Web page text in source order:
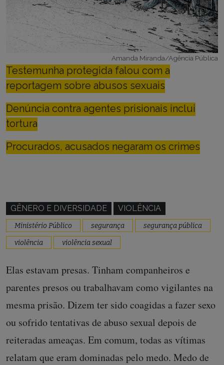
Amanda Miranda/Agência Pública
Testemunha protegida falou com a
reportagem sobre abusos sexuais
Denúncia contra agentes prisionais inclui
tortura
Procurados, acusados negaram os crimes
GÊNERO E DIVERSIDADE VIOLÊNCIA
Ministério Público segurança
segurança pública
violência
violência sexual
Elas estavam presas. Tinham companheiros e
parentes presos ou trabalhavam como vigilantes na
mesma prisão. Dizem ter sido coagidas a fazer sexo
ou sofrido tentativas de abuso sexual depois de
reiteradas ameaças. Em comum, todas as vítimas
relatam que eram dominadas pelo medo. Medo de